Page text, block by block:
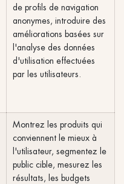
de profils de navigation
anonymes, introduire des
améliorations basées sur
l'analyse des données
d'utilisation effectuées
par les utilisateurs.
Montrez les produits qui
conviennent le mieux à
l'utilisateur, segmentez le
public cible, mesurez les
résultats, les budgets